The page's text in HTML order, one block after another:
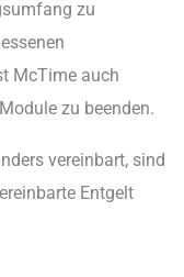
zu
McTime auch
zu beenden.
vereinbart, sind
Entgelt